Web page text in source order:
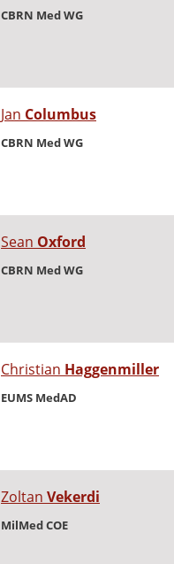
CBRN Med WG
Jan Columbus
CBRN Med WG
Sean Oxford
CBRN Med WG
Christian Haggenmiller
EUMS MedAD
Zoltan Vekerdi
MilMed COE